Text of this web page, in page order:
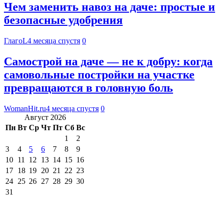
Чем заменить навоз на даче: простые и
безопасные удобрения
ГлагоL4 месяца спустя 0
Самострой на даче — не к добру: когда
самовольные постройки на участке
превращаются в головную боль
WomanHit.ru4 месяца спустя 0
Август 2026
Пн Вт Ср Чт Пт Сб Вс
1
2
3
4 5 6 7 8
9
10 11 12 13 14 15 16
17 18 19 20 21 22 23
24 25 26 27 28 29 30
31